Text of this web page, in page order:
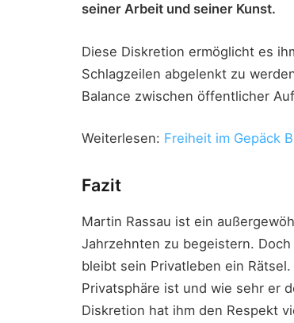
seiner Arbeit und seiner Kunst.
Diese Diskretion ermöglicht es
Schlagzeilen abgelenkt zu
Balance zwischen öffentlicher
Weiterlesen: Freiheit im Gepäck
Fazit
Martin Rassau ist ein
Jahrzehnten zu begeistern.
bleibt sein Privatleben ein
Privatsphäre ist und wie sehr er
Diskretion hat ihm den Respekt